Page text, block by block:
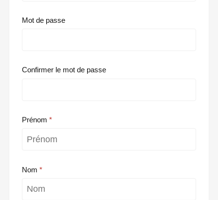
Mot de passe
Confirmer le mot de passe
Prénom
Nom